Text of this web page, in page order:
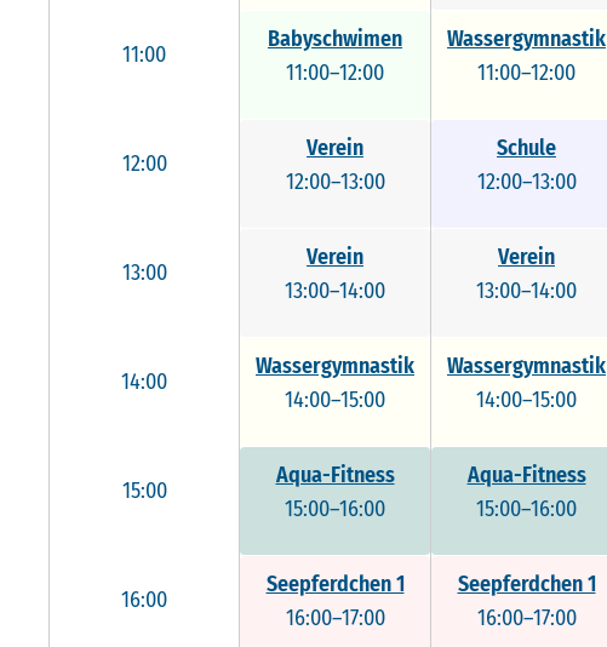
11:00
12:00
13:00
14:00
15:00
16:00
Babyschwimen
11:00–12:00
Verein
12:00–13:00
Verein
13:00–14:00
Wassergymnastik
14:00–15:00
Aqua-Fitness
15:00–16:00
Seepferdchen 1
16:00–17:00
Wassergymnastik
11:00–12:00
Schule
12:00–13:00
Verein
13:00–14:00
Wassergymnastik
14:00–15:00
Aqua-Fitness
15:00–16:00
Seepferdchen 1
16:00–17:00